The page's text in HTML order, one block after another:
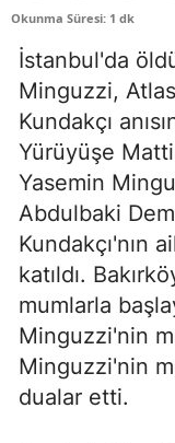
Okunma Süresi: 1 dk
İstanbul'da
Minguzzi,
Kundakçı
Yürüyüşe
Yasemin
Abdulbaki
Kundakçı'nın
katıldı.
mumlarla
Minguzzi'nin
Minguzzi'nin
dualar etti.